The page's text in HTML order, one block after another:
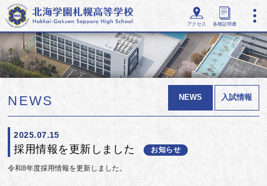
アクセス 各種証明書
NEWS NEWS 入試情報
2025.07.15
採用情報を更新しました お知らせ
令和8年度採用情報を更新しました。